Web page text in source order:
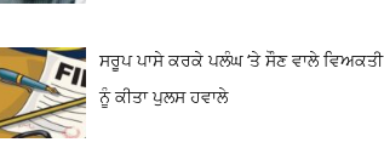
ਸਰੂਪ ਪਾਸੇ ਕਰਕੇ ਪਲੰਘ ‘ਤੇ ਸੌਣ ਵਾਲੇ ਵਿਅਕਤੀ
ਨੂੰ ਕੀਤਾ ਪੁਲਸ ਹਵਾਲੇ